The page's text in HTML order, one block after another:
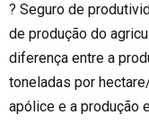
? Seguro de
de produção do
diferença entre a
toneladas por
apólice e a produção